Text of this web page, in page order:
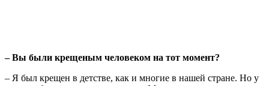
– Вы были крещеным человеком на тот момент?
– Я был крещен в детстве, как и многие в нашей стране. Но у